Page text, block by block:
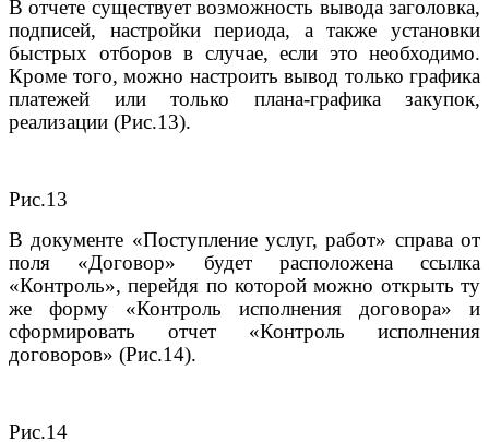
В отчете существует возможность вывода заголовка,
подписей, настройки периода, а также установки
быстрых отборов в случае, если это необходимо.
Кроме того, можно настроить вывод только графика
платежей или только плана-графика закупок,
реализации (Рис.13).
Рис.13
В документе «Поступление услуг, работ» справа от
поля «Договор» будет расположена ссылка
«Контроль», перейдя по которой можно открыть ту
же форму «Контроль исполнения договора» и
сформировать отчет «Контроль исполнения
договоров» (Рис.14).
Рис.14